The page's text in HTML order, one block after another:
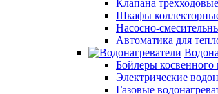
Клапана
Шкафы
Насосно-
Автоматика для
Бойлеры косвенного
Электрические
Газовые